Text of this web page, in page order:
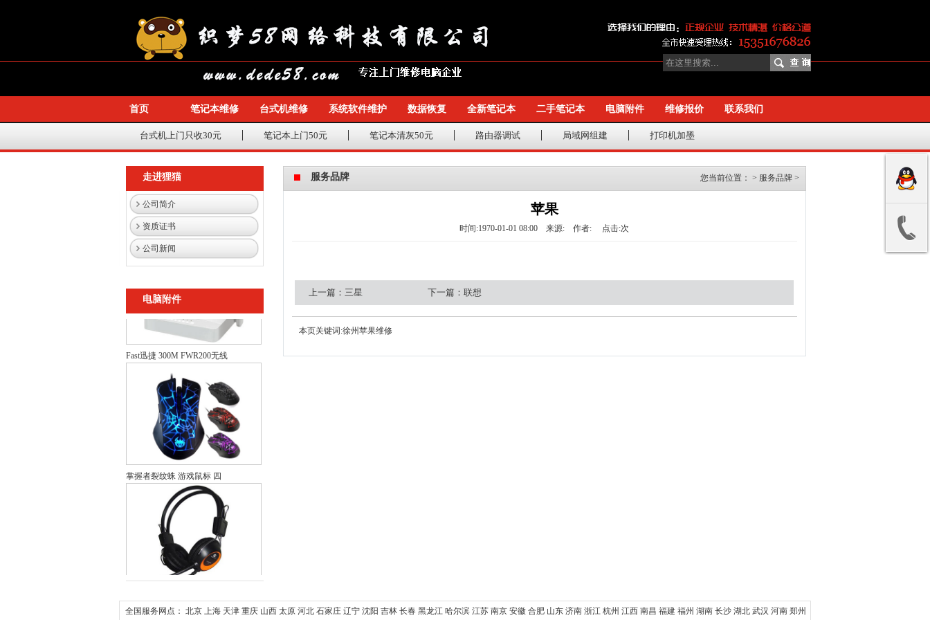
首页 笔记本维修 台式机维修 系统软件维护 数据恢复 全新笔记本 二手笔记本 电脑附件 维修报价 联系我们
台式机上门只收30元 笔记本上门50元 笔记本清灰50元 路由器调试 局域网组建 打印机加墨
走进狸猫
公司简介
资质证书
公司新闻
电脑附件
可维8002键盘鼠标套装
服务品牌 您当前位置： > 服务品牌>
苹果
时间:1970-01-01 08:00 来源: 作者: 点击:次
上一篇：三星 下一篇：联想
本页关键词:徐州苹果维修
全国服务网点： 北京 上海 天津 重庆 山西 太原 河北 石家庄 辽宁 沈阳 吉林 长春 黑龙江 哈尔滨 江苏 南京 安徽 合肥 山东 济南 浙江 杭州 江西 南昌 福建 福州 湖南 长沙 湖北 武汉 河南 郑州